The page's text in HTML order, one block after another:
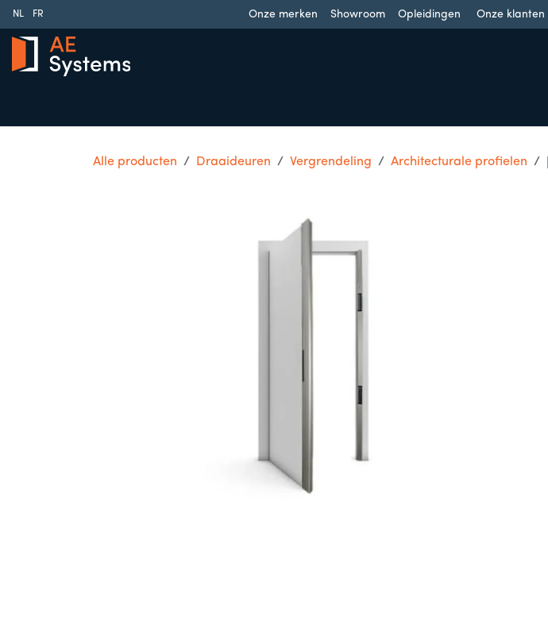
Overslaan naar inhoud
NL FR Onze merken Showroom Opleidingen Onze klanten
Alle producten Draaideuren Vergrendeling Architecturale profielen